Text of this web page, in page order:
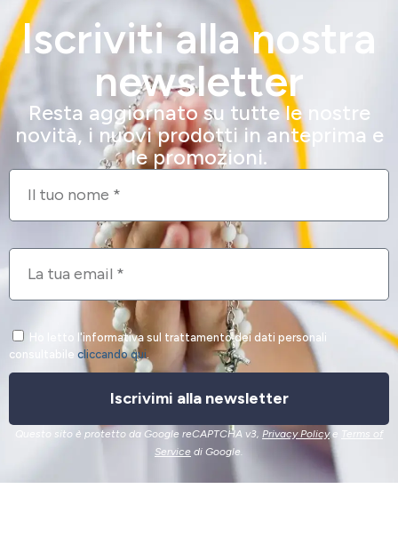
Iscriviti alla nostra
newsletter
Resta aggiornato su tutte le nostre
novità, i nuovi prodotti in anteprima e
le promozioni.
Ho letto l'informativa sul trattamento dei dati personali
consultabile cliccando qui.
Iscrivimi alla newsletter
Questo sito è protetto da Google reCAPTCHA v3, Privacy Policye Terms of
Service di Google.